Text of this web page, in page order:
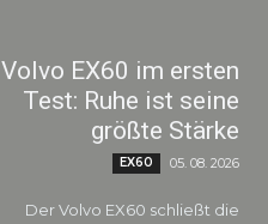
Volvo EX60 im ersten
Test: Ruhe ist seine
größte Stärke
EX60 05. 08. 2026
Der Volvo EX60 schließt die